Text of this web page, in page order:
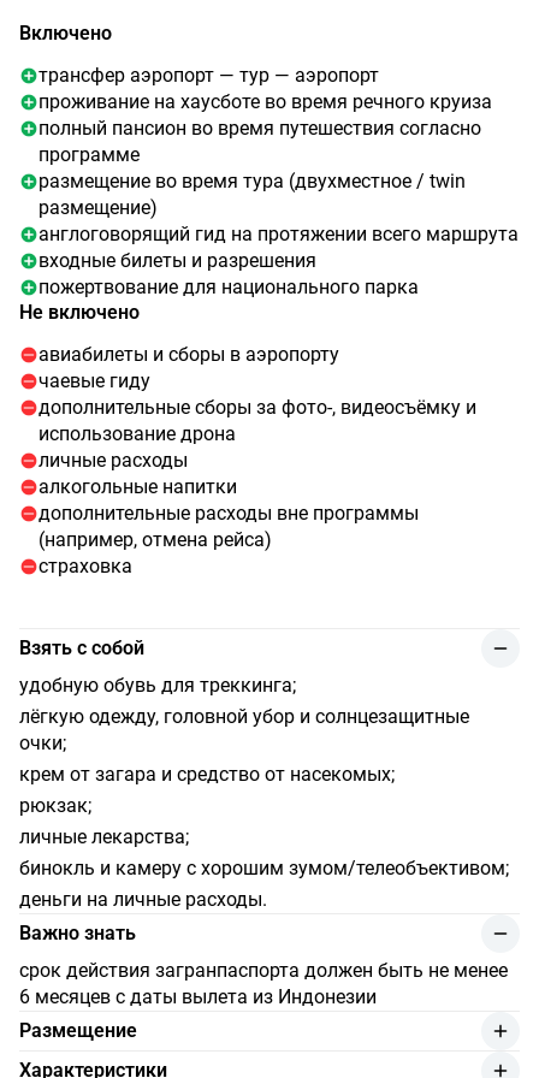
Включено
трансфер аэропорт — тур — аэропорт
проживание на хаусботе во время речного круиза
полный пансион во время путешествия согласно
программе
размещение во время тура (двухместное / twin
размещение)
англоговорящий гид на протяжении всего маршрута
входные билеты и разрешения
пожертвование для национального парка
Не включено
авиабилеты и сборы в аэропорту
чаевые гиду
дополнительные сборы за фото-, видеосъёмку и
использование дрона
личные расходы
алкогольные напитки
дополнительные расходы вне программы
(например, отмена рейса)
страховка
Взять с собой
удобную обувь для треккинга;
лёгкую одежду, головной убор и солнцезащитные
очки;
крем от загара и средство от насекомых;
рюкзак;
личные лекарства;
бинокль и камеру с хорошим зумом/телеобъективом;
деньги на личные расходы.
Важно знать
срок действия загранпаспорта должен быть не менее
6 месяцев с даты вылета из Индонезии
Размещение
1 каюта с кондиционером (двуспальная кровать +
Характеристики